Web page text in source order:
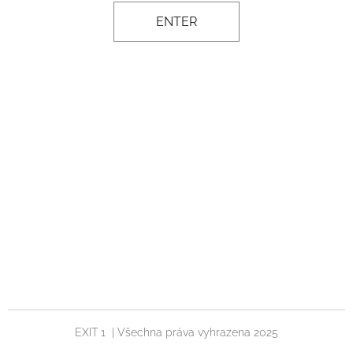
ENTER
EXIT 1 | Všechna práva vyhrazena 2025